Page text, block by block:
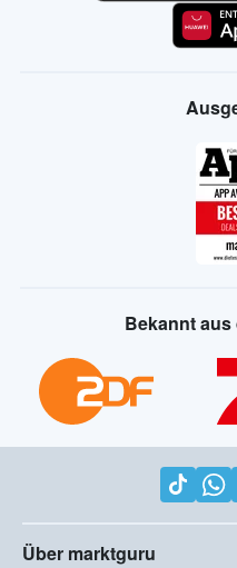
Bekannt aus
Über marktguru